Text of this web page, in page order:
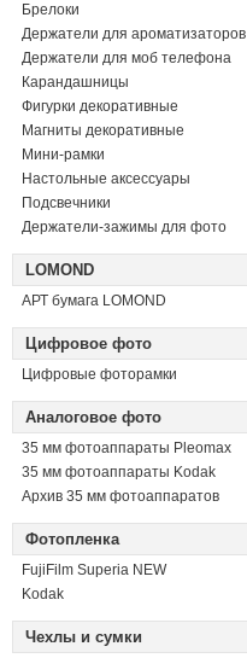
Брелоки
Держатели для ароматизаторов
Держатели для моб телефона
Карандашницы
Фигурки декоративные
Магниты декоративные
Мини-рамки
Настольные аксессуары
Подсвечники
Держатели-зажимы для фото
LOMOND
АРТ бумага LOMOND
Цифровое фото
Цифровые фоторамки
Аналоговое фото
35 мм фотоаппараты Pleomax
35 мм фотоаппараты Kodak
Архив 35 мм фотоаппаратов
Фотопленка
FujiFilm Superia NEW
Kodak
Чехлы и сумки